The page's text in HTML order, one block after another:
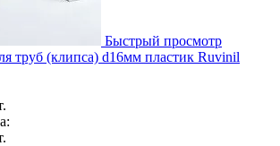
Быстрый просмотр
труб (клипса) d16мм пластик Ruvinil